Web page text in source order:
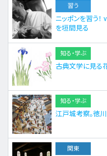
習う
ニッポンを習う
を垣間見る
知る・学ぶ
古典文学に見る
知る・学ぶ
江戸城考察。徳
関東